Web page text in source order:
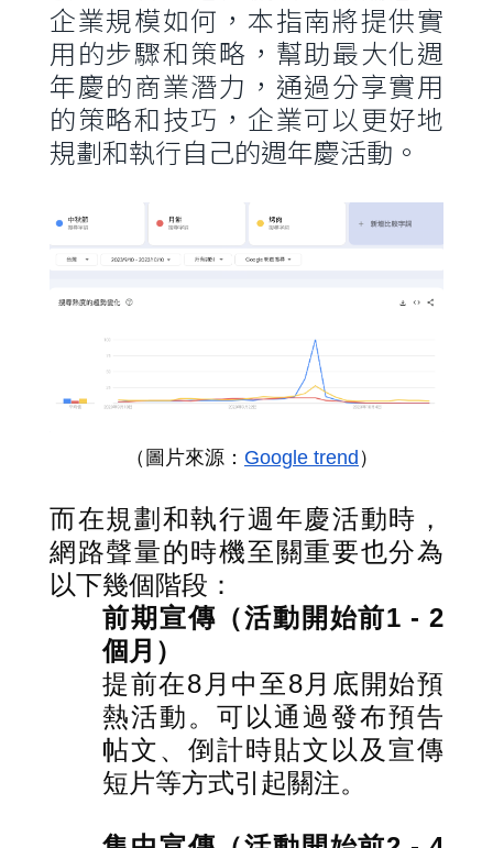
企業規模如何，本指南將提供實
用的步驟和策略，幫助最大化週
年慶的商業潛力，通過分享實用
的策略和技巧，企業可以更好地
規劃和執行自己的週年慶活動。
（圖片來源： Google trend ）
而在規劃和執行週年慶活動時，
網路聲量的時機至關重要也分為
以下幾個階段：
前期宣傳（活動開始前1 - 2
個月）
提前在8月中至8月底開始預
熱活動。可以通過發布預告
帖文、倒計時貼文以及宣傳
短片等方式引起關注。